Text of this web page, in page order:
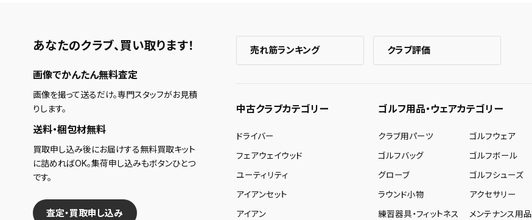
あなたのクラブ、 買い取ります！
画像でかんたん無料査定
画像を撮って送るだけ。専門スタッフがお見積
りします。
送料・梱包材無料
買取申し込み後にお届けする無料買取キット
に詰めればOK。集荷申し込みもボタンひとつ
です。
査定・買取申し込み
売れ筋ランキング クラブ評価
中古クラブカテゴリー
ドライバー
フェアウェイウッド
ユーティリティ
アイアンセット
アイアン
ゴルフ用品・ウェアカテゴリー
クラブ用パーツ
ゴルフウェア
ゴルフバッグ
ゴルフボール
グローブ
ゴルフシューズ
ラウンド小物
アクセサリー
練習器具・フィットネス
メンテナンス用品